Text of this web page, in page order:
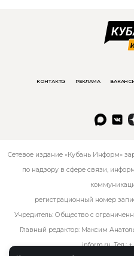
КОНТАКТЫ РЕКЛАМА
Сетевое издание «Кубань Информ»
по надзору в сфере связи,
регистрационный номер
Учредитель: Общество с
Главный редактор: Максим
inform.ru. Тел.:+